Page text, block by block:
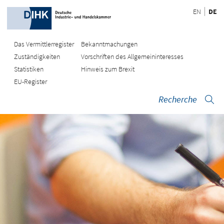
EN DE
Das Vermittlerregister
Zuständigkeiten
Statistiken
EU-Register
Bekanntmachungen
Vorschriften des Allgemeininteresses
Hinweis zum Brexit
Recherche